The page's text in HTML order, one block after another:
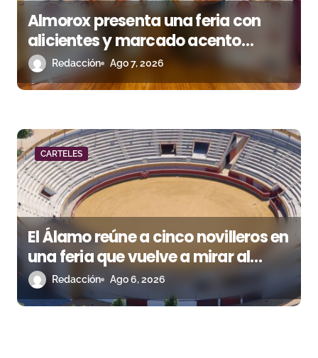
Almorox presenta una feria con
alicientes y marcado acento
toristaRedacción Ago 7, 2026
CARTELES
El Álamo reúne a cinco novilleros en
una feria que vuelve a mirar al
futuroRedacción Ago 6, 2026